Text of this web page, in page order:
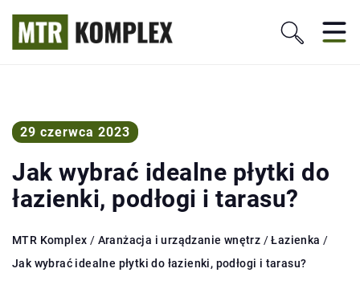
29 czerwca 2023
Jak wybrać idealne płytki do
łazienki, podłogi i tarasu?
MTR Komplex / Aranżacja i urządzanie wnętrz /Łazienka /
Jak wybrać idealne płytki do łazienki, podłogi i tarasu?